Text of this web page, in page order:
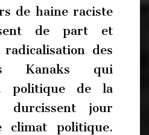
de haine raciste
de part et
des
Kanaks qui
politique de la
durcissent jour
climat politique.